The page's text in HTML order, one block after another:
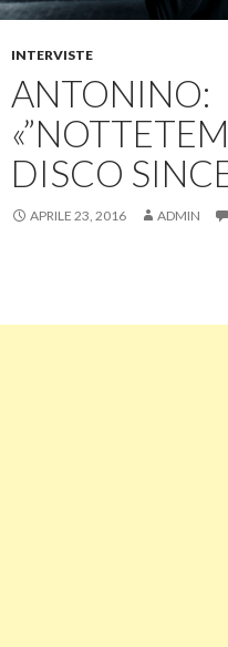
INTERVISTE
ANTONINO:
DISCO
APRILE 23, 2016 ADMIN